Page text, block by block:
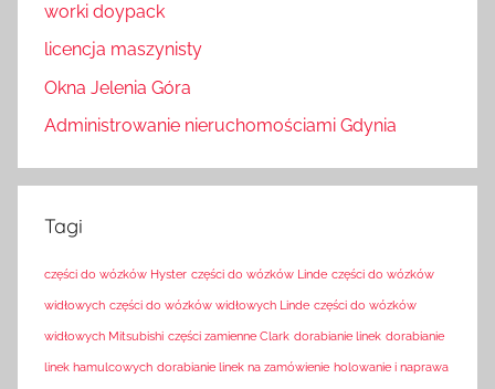
worki doypack
licencja maszynisty
Okna Jelenia Góra
Administrowanie nieruchomościami Gdynia
Tagi
części do wózków Hyster części do wózków Linde części do wózków
widłowych części do wózków widłowych Linde części do wózków
widłowych Mitsubishi części zamienne Clark dorabianie linek dorabianie
linek hamulcowych dorabianie linek na zamówienie holowanie i naprawa